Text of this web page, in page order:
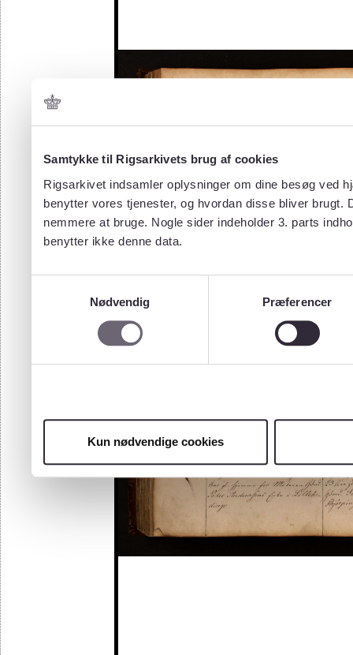
Samtykke til Rigsarkivets brug af cookies
Rigsarkivet indsamler oplysninger om dine besøg ved
benytter vores tjenester, og hvordan disse bliver
nemmere at bruge. Nogle sider indeholder 3. parts
benytter ikke denne data.
Nødvendig
Præferencer
Kun nødvendige cookies